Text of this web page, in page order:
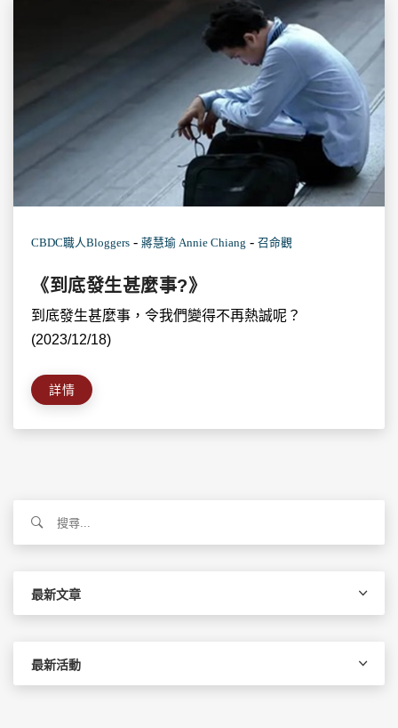
CBDC職人Bloggers - 蔣慧瑜 Annie Chiang - 召命觀
《到底發生甚麼事?》
到底發生甚麼事，令我們變得不再熱誠呢？
(2023/12/18)
詳情
關
最新文章
最新活動